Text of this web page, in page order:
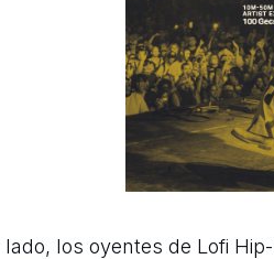
lado, los oyentes de Lofi